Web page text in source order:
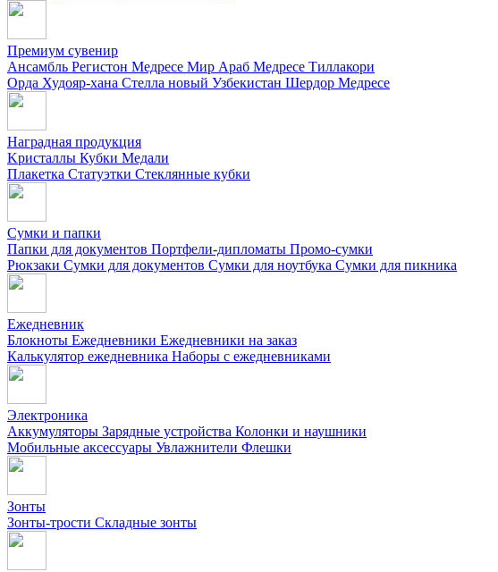
Премиум сувенир
Ансамбль Регистон Медресе Мир Араб Медресе Тиллакори
Орда Худояр-хана Стелла новый Узбекистан Шердор Медресе
Наградная продукция
Kристаллы Кубки Медали
Плакетка Статуэтки Стеклянные кубки
Сумки и папки
Папки для документов Портфели-дипломаты Промо-сумки
Рюкзаки Сумки для документов Сумки для ноутбука Сумки для пикника
Ежедневник
Блокноты Ежедневники Ежедневники на заказ
Калькулятор ежедневника Наборы с ежедневниками
Электроника
Аккумуляторы Зарядные устройства Колонки и наушники
Мобильные аксессуары Увлажнители Флешки
Зонты
Зонты-трости Складные зонты